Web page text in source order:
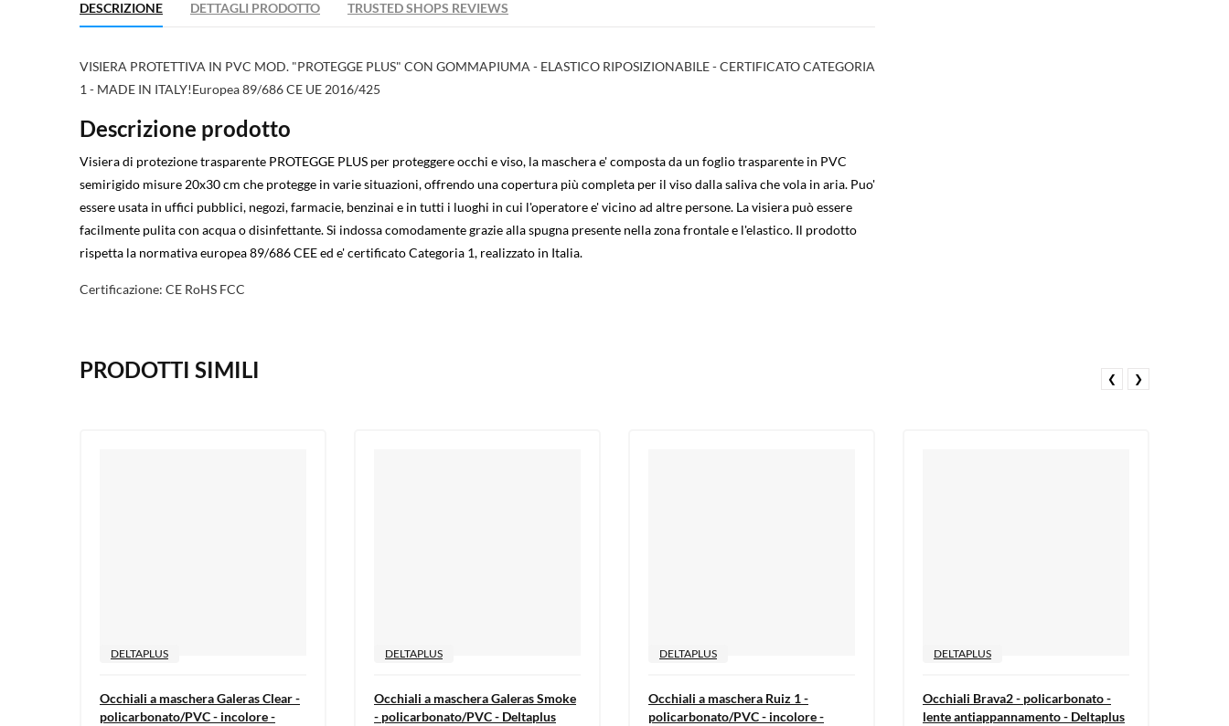
DESCRIZIONE DETTAGLI PRODOTTO TRUSTED SHOPS REVIEWS
VISIERA PROTETTIVA IN PVC MOD. "PROTEGGE PLUS" CON GOMMAPIUMA - ELASTICO RIPOSIZIONABILE - CERTIFICATO CATEGORIA
1 - MADE IN ITALY!Europea 89/686 CE UE 2016/425
Descrizione prodotto
Visiera di protezione trasparente PROTEGGE PLUS per proteggere occhi e viso, la maschera e' composta da un foglio trasparente in PVC
semirigido misure 20x30 cm che protegge in varie situazioni, offrendo una copertura più completa per il viso dalla saliva che vola in aria. Puo'
essere usata in uffici pubblici, negozi, farmacie, benzinai e in tutti i luoghi in cui l'operatore e' vicino ad altre persone. La visiera può essere
facilmente pulita con acqua o disinfettante. Si indossa comodamente grazie alla spugna presente nella zona frontale e l'elastico. Il prodotto
rispetta la normativa europea 89/686 CEE ed e' certificato Categoria 1, realizzato in Italia.
Certificazione: CE RoHS FCC
PRODOTTI SIMILI
DELTAPLUS
Occhiali a maschera Galeras Clear -
policarbonato/PVC - incolore -
DELTAPLUS
Occhiali a maschera Galeras Smoke
- policarbonato/PVC - Deltaplus
DELTAPLUS
Occhiali a maschera Ruiz 1 -
policarbonato/PVC - incolore -
DELTAPLUS
Occhiali Brava2 - policarbonato -
lente antiappannamento - Deltaplus
❮ ❯